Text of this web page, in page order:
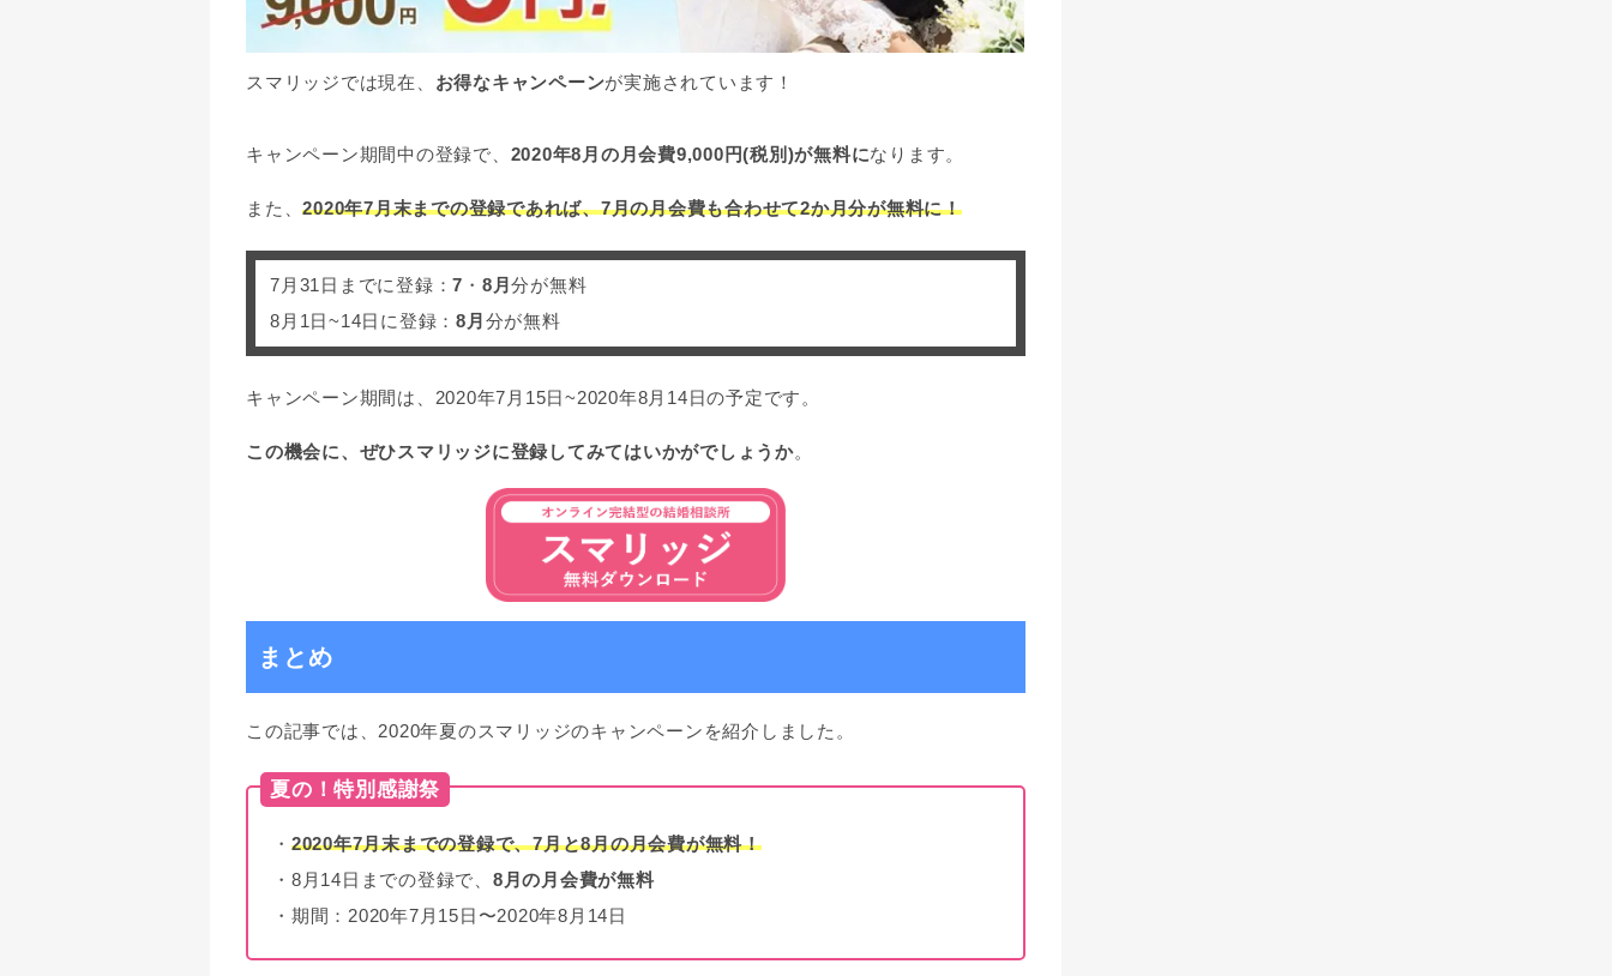
スマリッジでは現在、 お得なキャンペーンが実施されています！
キャンペーン期間中の登録で、 2020年8月の月会費9,000円(税別)が無料になります。
また、2020年7月末までの登録であれば、7月の月会費も合わせて2か月分が無料に！
7月31日までに登録：7 ・ 8月分が無料
8月1日~14日に登録： 8月 分が無料
キャンペーン期間は、2020年7月15日~2020年8月14日の予定です。
この機会に、ぜひスマリッジに登録してみてはいかがでしょうか。
まとめ
この記事では、2020年夏のスマリッジのキャンペーンを紹介しました。
夏の！特別感謝祭
・ 2020年7月末までの登録で、7月と8月の月会費が無料！
・8月14日までの登録で、 8月の月会費が無料
・期間：2020年7月15日〜2020年8月14日